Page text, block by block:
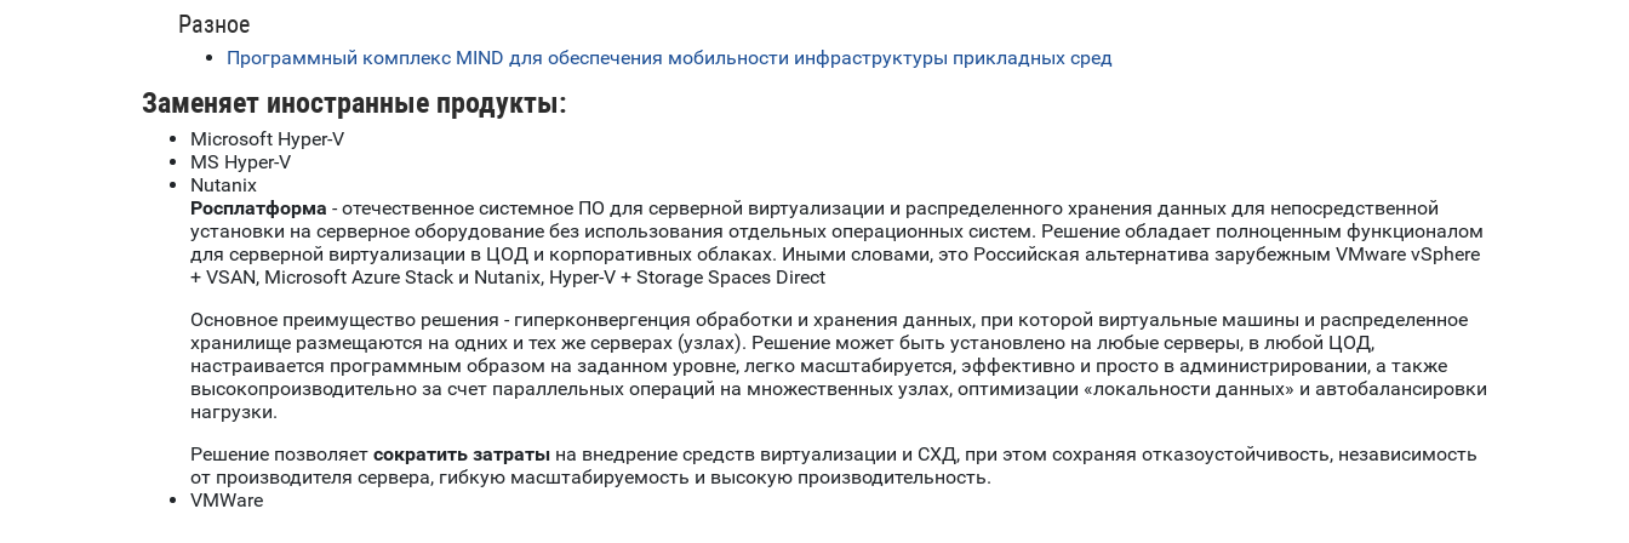
Разное
Программный комплекс MIND для обеспечения мобильности инфраструктуры прикладных сред
Заменяет иностранные продукты:
Microsoft Hyper-V
MS Hyper-V
Nutanix
Росплатформа - отечественное системное ПО для серверной виртуализации и распределенного хранения данных для непосредственной
установки на серверное оборудование без использования отдельных операционных систем. Решение обладает полноценным функционалом
для серверной виртуализации в ЦОД и корпоративных облаках. Иными словами, это Российская альтернатива зарубежным VMware vSphere
+ VSAN, Microsoft Azure Stack и Nutanix, Hyper-V + Storage Spaces Direct
Основное преимущество решения - гиперконвергенция обработки и хранения данных, при которой виртуальные машины и распределенное
хранилище размещаются на одних и тех же серверах (узлах). Решение может быть установлено на любые серверы, в любой ЦОД,
настраивается программным образом на заданном уровне, легко масштабируется, эффективно и просто в администрировании, а также
высокопроизводительно за счет параллельных операций на множественных узлах, оптимизации «локальности данных» и автобалансировки
нагрузки.
Решение позволяет сократить затраты на внедрение средств виртуализации и СХД, при этом сохраняя отказоустойчивость, независимость
от производителя сервера, гибкую масштабируемость и высокую производительность.
VMWare